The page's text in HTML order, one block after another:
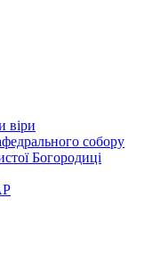
віри
собору
Богородиці